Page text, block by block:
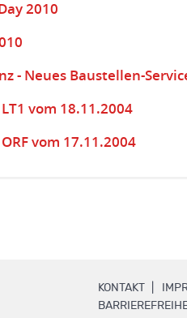
2010
- Neues Baustellen-
vom 18.11.2004
vom 17.11.2004
KONTAKT